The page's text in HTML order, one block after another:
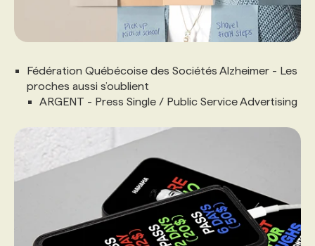
Fédération Québécoise des Sociétés Alzheimer - Les
proches aussi s’oublient
ARGENT - Press Single / Public Service Advertising